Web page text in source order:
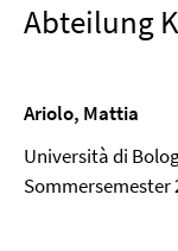
Abteilung
Ariolo, Mattia
Università di
Sommersemester